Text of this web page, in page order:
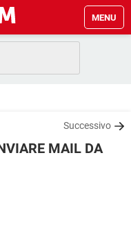
MENU
10
Successivo
MAIL DA